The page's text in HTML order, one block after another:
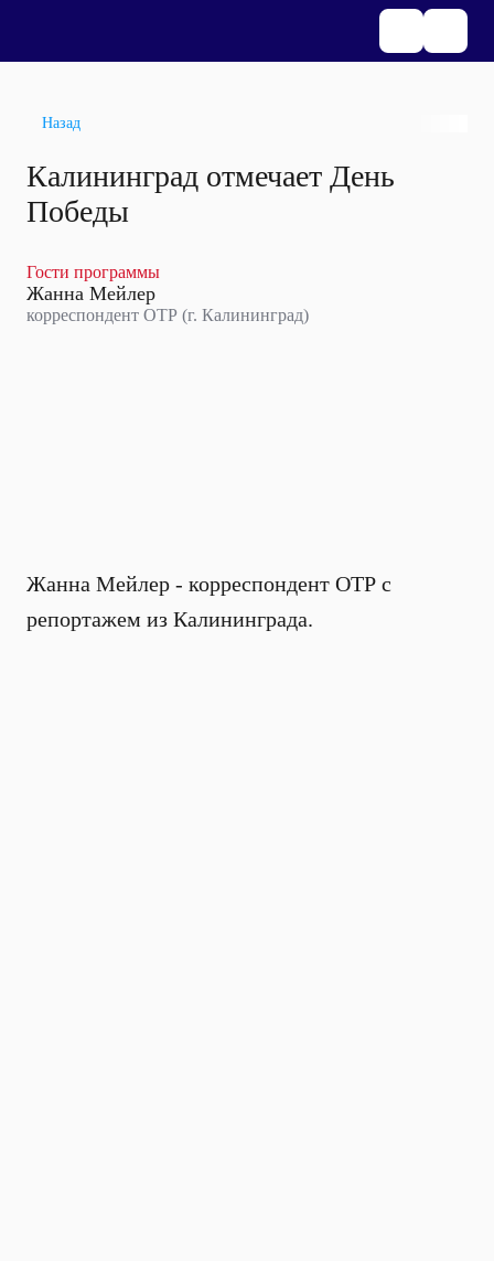
Назад
Калининград отмечает День
Победы
Гости программы
Жанна Мейлер
корреспондент ОТР (г. Калининград)
Жанна Мейлер - корреспондент ОТР с
репортажем из Калининграда.